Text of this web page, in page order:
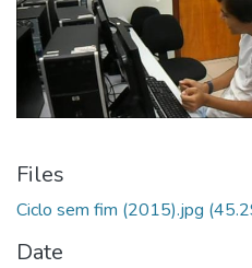
Files
Ciclo sem fim (2015).jpg
Date